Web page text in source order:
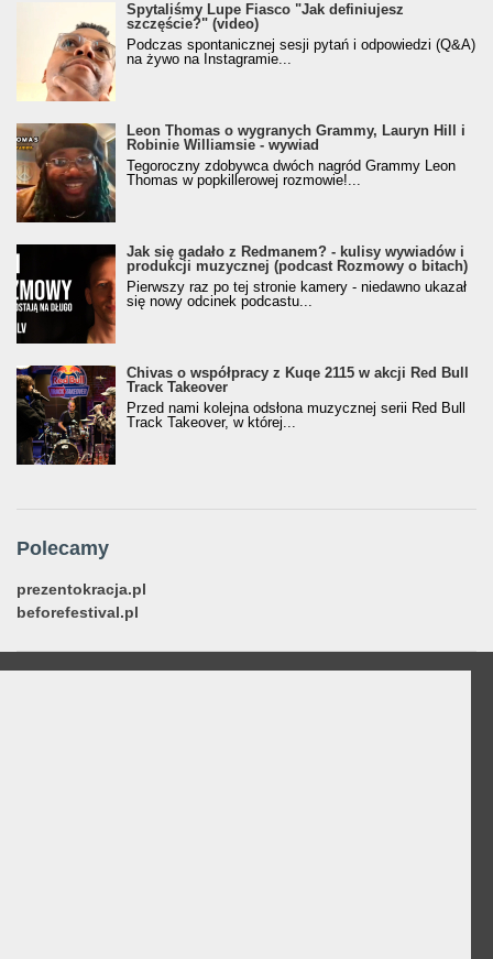
Spytaliśmy Lupe Fiasco "Jak definiujesz
szczęście?" (video)
Podczas spontanicznej sesji pytań i odpowiedzi (Q&A)
na żywo na Instagramie...
Leon Thomas o wygranych Grammy, Lauryn Hill i
Robinie Williamsie - wywiad
Tegoroczny zdobywca dwóch nagród Grammy Leon
Thomas w popkillerowej rozmowie!...
Jak się gadało z Redmanem? - kulisy wywiadów i
produkcji muzycznej (podcast Rozmowy o bitach)
Pierwszy raz po tej stronie kamery - niedawno ukazał
się nowy odcinek podcastu...
Chivas o współpracy z Kuqe 2115 w akcji Red Bull
Track Takeover
Przed nami kolejna odsłona muzycznej serii Red Bull
Track Takeover, w której...
Polecamy
prezentokracja.pl
beforefestival.pl